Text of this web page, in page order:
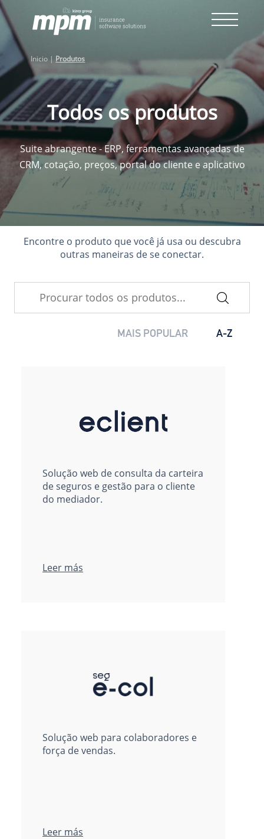
Skip
to
content
Inicio | Produtos
Todos os produtos
Suite abrangente - ERP, ferramentas avançadas de
CRM, cotação, preços, portal do cliente e aplicativo
Encontre o produto que você já usa ou descubra
outras maneiras de se conectar.
MAIS POPULAR A-Z
Solução web de consulta da carteira
de seguros e gestão para o cliente
do mediador.
Leer más
Solução web para colaboradores e
força de vendas.
Leer más